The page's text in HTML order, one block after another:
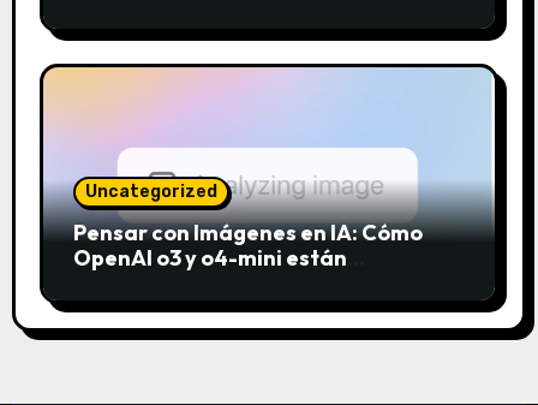
Uncategorized
Pensar con Imágenes en IA: Cómo
OpenAI o3 y o4-mini están